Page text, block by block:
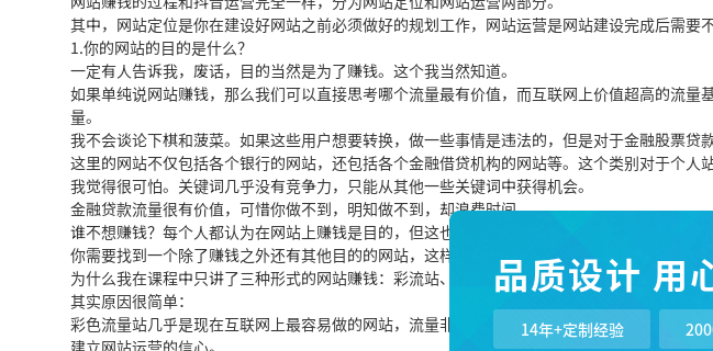
其中，网站定位是你在建设好网站之前必须做好的规划工作，网站运营是网站建设完成后需要
1.你的网站的目的是什么？
一定有人告诉我，废话，目的当然是为了赚钱。这个我当然知道。
如果单纯说网站赚钱，那么我们可以直接思考哪个流量最有价值，而互联网上价值超高的流量
量。
我不会谈论下棋和菠菜。如果这些用户想要转换，做一些事情是违法的，但是对于金融股票贷
这里的网站不仅包括各个银行的网站，还包括各个金融借贷机构的网站等。这个类别对于个人
我觉得很可怕。关键词几乎没有竞争力，只能从其他一些关键词中获得机会。
金融贷款流量很有价值，可惜你做不到，明知做不到，却浪费时间。
谁不想赚钱？每个人都认为在网站上赚钱是目的，但这也不是目的。
你需要找到一个除了赚钱之外还有其他目的的网站，这样你才有机会成功。
为什么我在课程中只讲了三种形式的网站赚钱：彩流站、网赚站、淘客站？
其实原因很简单：
彩色流量站几乎是现在互联网上最容易做的网站，流量非常大，短时间就能看到效果。其实这
建立网站运营的信心。
品质设计 用
14年+定制经验